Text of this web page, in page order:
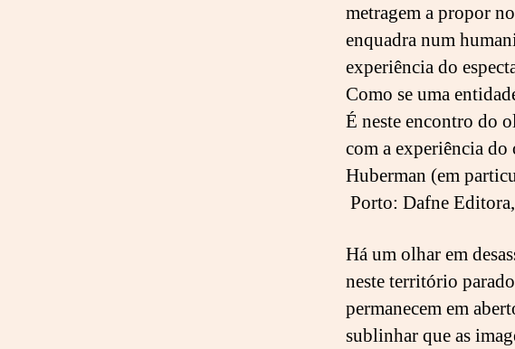
metragem a propor
enquadra num
experiência do
Como se uma
É neste encontro do
com a experiência
Huberman (em
Porto: Dafne
Há um olhar em
neste território
permanecem em
sublinhar que as